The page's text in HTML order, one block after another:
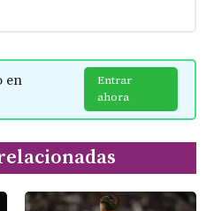
en
Entrar
ahora